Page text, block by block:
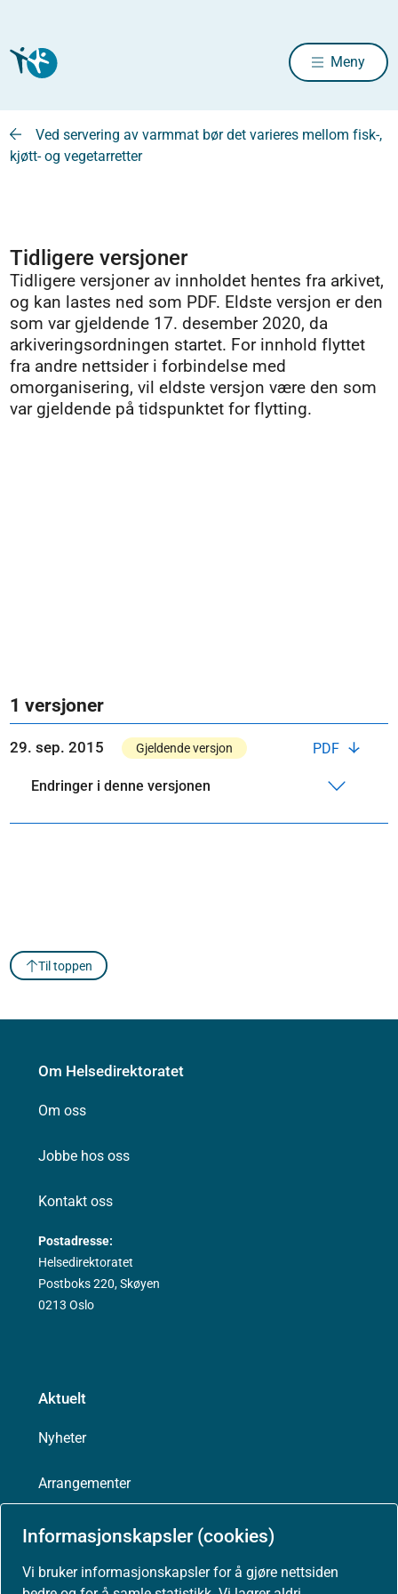
Informasjonskapsler (cookies)
Vi bruker informasjonskapsler for å gjøre nettsiden
Meny
Ved servering av varmmat bør det varieres mellom fisk-,
kjøtt- og vegetarretter
Tidligere versjoner
Tidligere versjoner av innholdet hentes fra arkivet,
og kan lastes ned som PDF. Eldste versjon er den
som var gjeldende 17. desember 2020, da
arkiveringsordningen startet. For innhold flyttet
fra andre nettsider i forbindelse med
omorganisering, vil eldste versjon være den som
var gjeldende på tidspunktet for flytting.
1 versjoner
PDF
29. sep. 2015 Gjeldende versjon
Endringer i denne versjonen
Til toppen
Om Helsedirektoratet
Om oss
Jobbe hos oss
Kontakt oss
Postadresse:
Helsedirektoratet
Postboks 220, Skøyen
0213 Oslo
Aktuelt
Nyheter
Arrangementer
Høringer
Presse